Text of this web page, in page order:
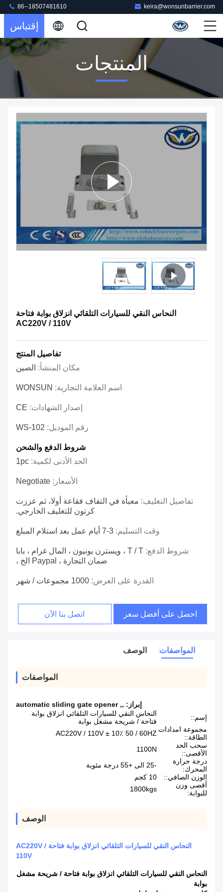
keira@wonsunbarrier.com
86--18507481610
إقتباس
المنتجات
النحاس النقي للسيارات التلقائي انزلاق بوابة فتاحة
AC220V / 110V
تفاصيل المنتج
مكان المنشأ: الصين
اسم العلامة التجارية: WONSUN
إصدار الشهادات: CE
رقم الموديل: WS-102
شروط الدفع والشحن
الحد الأدنى لكمية: 1pc
الأسعار: Negotiate
تفاصيل التغليف: معبأة في التفاف فقاعة أولا، ثم عززت
كرتون للتغليف الخارجي.
وقت التسليم: 3-7 أيام عمل بعد استلام المبلغ
شروط الدفع:
T / T ، ويسترن يونيون ، المال غرام ، بابا
ضمان التجارة ، Paypal الخ ،
القدرة على العرض: 1000 مجموعات / شهر
احصل على أفضل سعر اتصل بنا الآن
المواصفات الوصف
المواصفات
إبراز: ,
,
automatic sliding gate opener
إسم::
النحاس النقي للسيارات التلقائي انزلاق بوابة
فتاحة / شريحة مشغل بوابة
مجموعة امدادات
الطاقة::
AC220V / 110V ± 10٪ 50 / 60HZ
سحب الحد
الأقصى::
1100N
درجة حرارة
المحرك:
-25 الى +55 درجة مئوية
الوزن الصافي::
10 كجم
أقصى وزن
للبوابة:
1800kgs
الوصف
النحاس النقي للسيارات التلقائي انزلاق بوابة فتاحة AC220V /
110V
النحاس النقي للسيارات التلقائي انزلاق بوابة فتاحة / شريحة مشغل
بوابة